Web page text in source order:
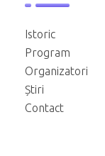
Istoric
Program
Organizatori
Știri
Contact